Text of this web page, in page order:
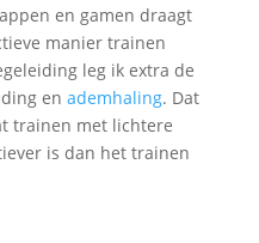
en gamen draagt
manier trainen
leg ik extra de
en ademhaling. Dat
trainen met lichtere
is dan het trainen